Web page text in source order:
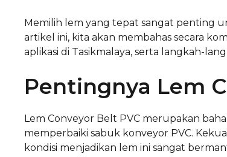
Memilih lem yang tepat sangat penting
artikel ini, kita akan membahas secara
aplikasi di Tasikmalaya, serta langkah-
Pentingnya Lem
Lem Conveyor Belt PVC merupakan
memperbaiki sabuk konveyor PVC.
kondisi menjadikan lem ini sangat